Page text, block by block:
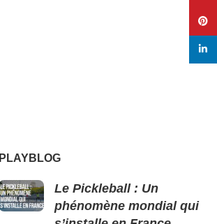
PLAYBLOG
Le Pickleball : Un
phénomène mondial qui